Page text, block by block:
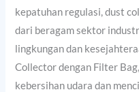
kepatuhan regulasi, dust
dari beragam sektor
lingkungan dan
Collector dengan Filter
kebersihan udara dan